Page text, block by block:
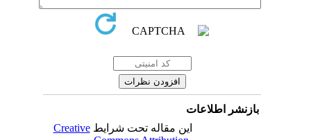
بازنشر اطلاعات
این مقاله تحت شرایطCreative